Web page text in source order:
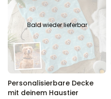
Bald wieder lieferbar
Personalisierbare Decke
mit deinem Haustier